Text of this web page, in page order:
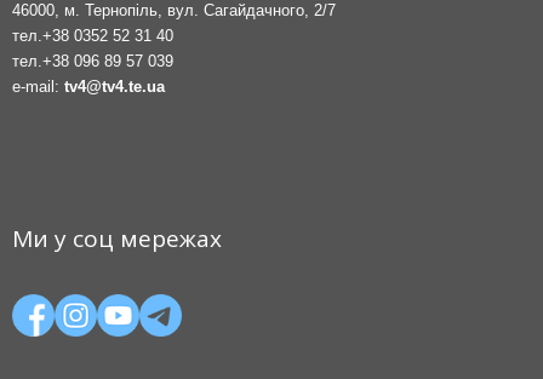
46000, м. Тернопіль, вул. Сагайдачного, 2/7
тел.+38 0352 52 31 40
тел.+38 096 89 57 039
e-mail: tv4@tv4.te.ua
Ми у соц мережах